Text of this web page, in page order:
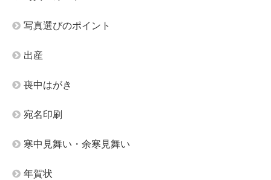
写真選びのポイント
出産
喪中はがき
宛名印刷
寒中見舞い・余寒見舞い
年賀状